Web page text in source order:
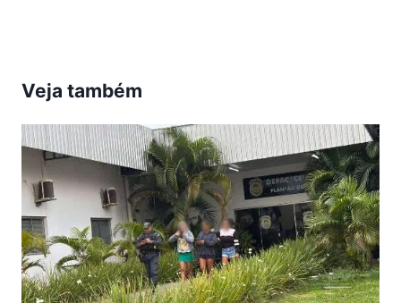
Veja também